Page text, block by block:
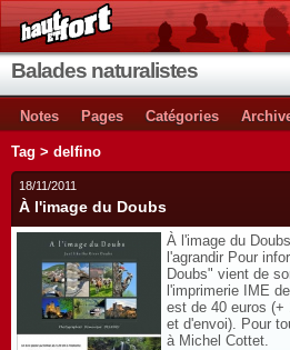
Balades naturalistes
Notes Pages Catégories
Tag > delfino
18/11/2011
À l'image du Doubs
À l'image du
l'agrandir Pour
Doubs" vient de
l'imprimerie IME
est de 40 euros (+
et d'envoi). Pour
à Michel Cottet.